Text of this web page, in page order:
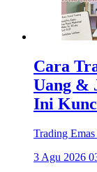
Cara
Uang &
Ini
Trading
3 Agu 2026